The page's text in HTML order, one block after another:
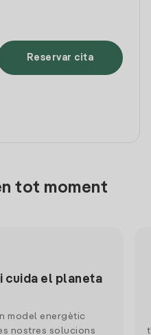
Reservar cita
tot moment
cuida el planeta
model energètic
nostres solucions